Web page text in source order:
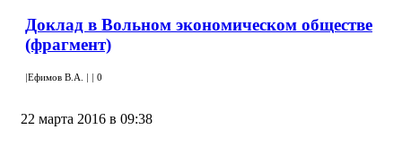
Доклад в Вольном экономическом обществе
(фрагмент)
|Ефимов В.А. | | 0
22 марта 2016 в 09:38